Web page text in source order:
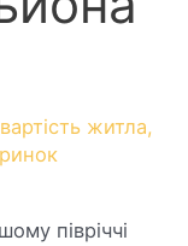
вартість житла,
ринок
півріччі